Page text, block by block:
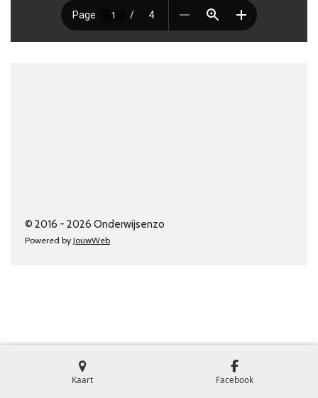
© 2016 - 2026 Onderwijsenzo
Powered by JouwWeb
Kaart Facebook